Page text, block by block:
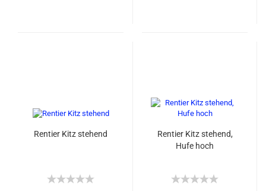
Rentier Kitz stehend
Rentier Kitz stehend,
Hufe hoch